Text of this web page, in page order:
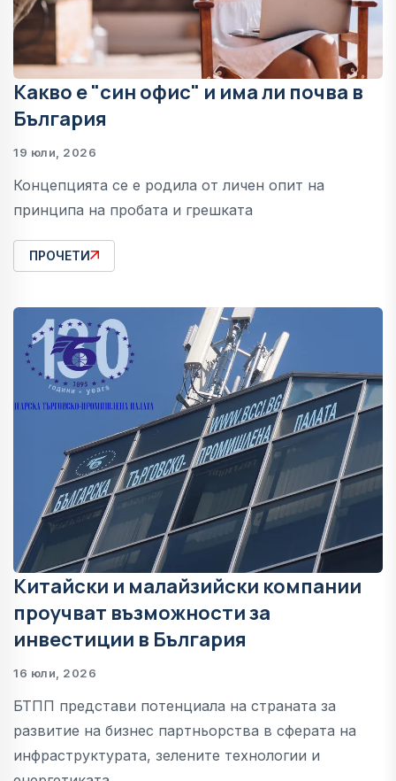
Какво е "син офис" и има ли почва в
България
19 юли, 2026
Концепцията се е родила от личен опит на
принципа на пробата и грешката
ПРОЧЕТИ
Китайски и малайзийски компании
проучват възможности за
инвестиции в България
16 юли, 2026
БТПП представи потенциала на страната за
развитие на бизнес партньорства в сферата на
инфраструктурата, зелените технологии и